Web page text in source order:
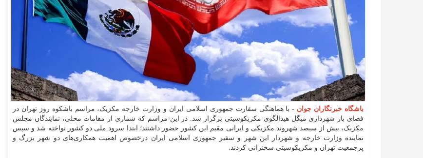
باشگاه خبرنگاران جوان - با هماهنگی سفارت جمهوری اسلامی ایران و وزارت خارجه مکزیک، مراسم باشکوه روز تهران در
فضای باز شهرداری میگل هیدالگوی مکزیکوسیتی برگزار شد. در این مراسم که شماری از مقامات محلی، نمایندگان مجلس
مکزیک، بیش از سیصد شهروند مکزیکی و ایرانی مقیم این کشور حضور داشتند؛ ابتدا سرود ملی دو کشور نواخته شد و سپس
نماینده وزارت خارجه و شهردار این شهر و سفیر جمهوری اسلامی ایران درخصوص اهمیت همکاری‌های دو شهر بزرگ و
پرجمعیت تهران و مکزیکوسیتی سخنرانی کردند.